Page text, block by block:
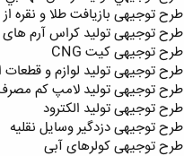
طرح توجیهی بازیافت طلا و نقره
طرح توجیهی تولید کراس آرم های
طرح توجیهی کیت CNG
طرح توجیهی تولید لوازم و
طرح توجیهی تولید لامپ کم
طرح توجیهی تولید الکترود
طرح توجیهی دزدگیر وسایل نقلیه
طرح توجیهی کولرهای آبی